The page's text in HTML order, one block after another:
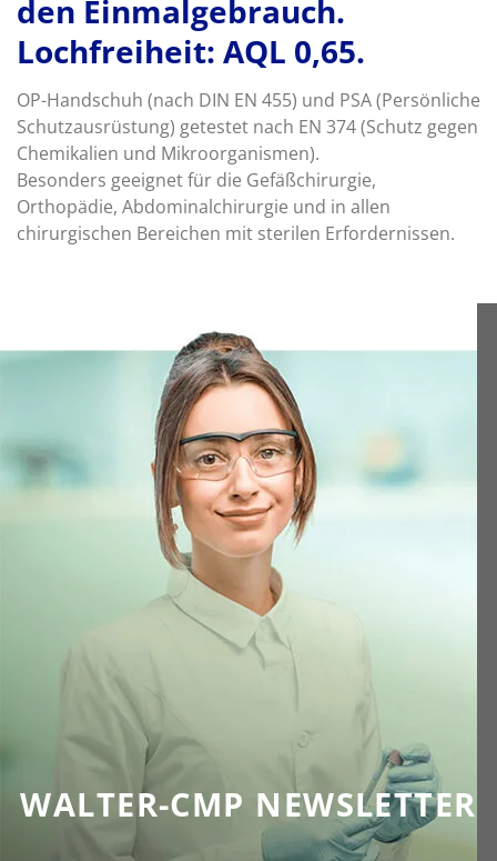
den Einmalgebrauch.
Lochfreiheit: AQL 0,65.
OP-Handschuh (nach DIN EN 455) und PSA (Persönliche
Schutzausrüstung) getestet nach EN 374 (Schutz gegen
Chemikalien und Mikroorganismen).
Besonders geeignet für die Gefäßchirurgie,
Orthopädie, Abdominalchirurgie und in allen
chirurgischen Bereichen mit sterilen Erfordernissen.
WALTER-CMP NEWSLETTER